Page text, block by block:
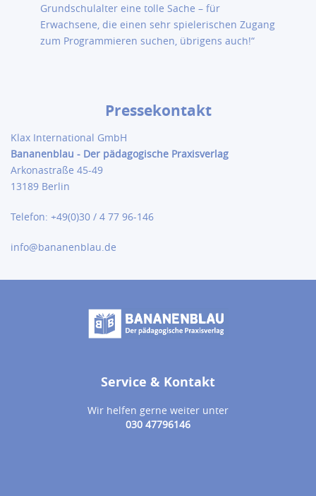
Grundschulalter eine tolle Sache – für
Erwachsene, die einen sehr spielerischen Zugang
zum Programmieren suchen, übrigens auch!“
Pressekontakt
Klax International GmbH
Bananenblau - Der pädagogische Praxisverlag
Arkonastraße 45-49
13189 Berlin
Telefon: +49(0)30 / 4 77 96-146
info@bananenblau.de
Service & Kontakt
Wir helfen gerne weiter unter
030 47796146